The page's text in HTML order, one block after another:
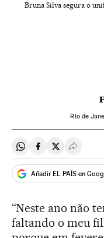
Bruna Silva segura o
Rio de
Compartir en
Compartir en
Compartir
Añadir EL PAÍS en
“Neste ano não
faltando o meu